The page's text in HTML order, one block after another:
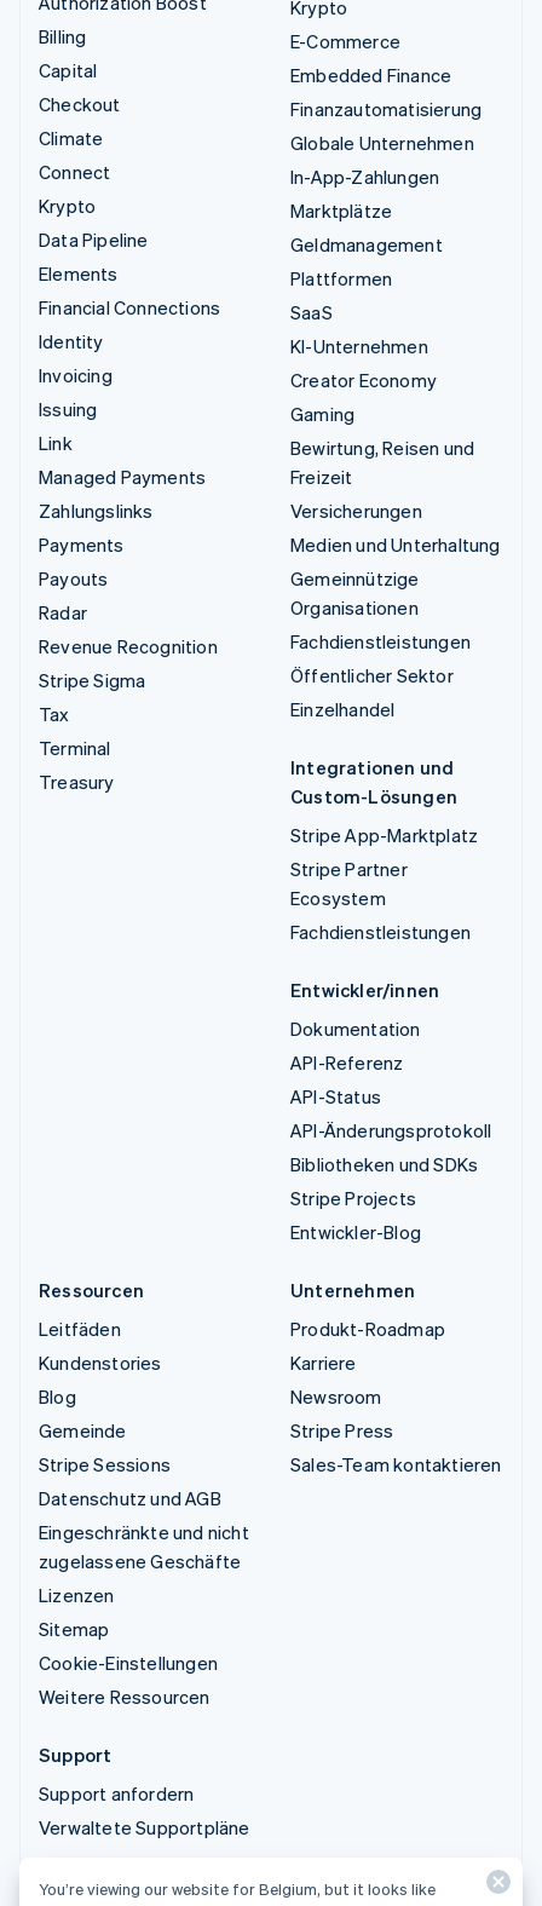
Billing
Capital
Checkout
Climate
Connect
Krypto
Data Pipeline
Elements
Financial Connections
Identity
Invoicing
Issuing
Link
Managed Payments
Zahlungslinks
Payments
Payouts
Radar
Revenue Recognition
Stripe Sigma
Tax
Terminal
Treasury
Krypto
E-Commerce
Embedded Finance
Finanzautomatisierung
Globale Unternehmen
In-App-Zahlungen
Marktplätze
Geldmanagement
Plattformen
SaaS
KI-Unternehmen
Creator Economy
Gaming
Bewirtung, Reisen und
Freizeit
Versicherungen
Medien und Unterhaltung
Gemeinnützige
Organisationen
Fachdienstleistungen
Öffentlicher Sektor
Einzelhandel
Integrationen und
Custom-Lösungen
Stripe App-Marktplatz
Stripe Partner
Ecosystem
Fachdienstleistungen
Entwickler/innen
Dokumentation
API-Referenz
API-Status
API-Änderungsprotokoll
Bibliotheken und SDKs
Stripe Projects
Entwickler-Blog
Ressourcen
Leitfäden
Kundenstories
Blog
Gemeinde
Stripe Sessions
Datenschutz und AGB
Eingeschränkte und nicht
zugelassene Geschäfte
Lizenzen
Sitemap
Cookie-Einstellungen
Weitere Ressourcen
Unternehmen
Produkt-Roadmap
Karriere
Newsroom
Stripe Press
Sales-Team kontaktieren
Support
Support anfordern
Verwaltete Supportpläne
© 2026 Stripe, LLC
You’re viewing our website for Belgium, but it looks like